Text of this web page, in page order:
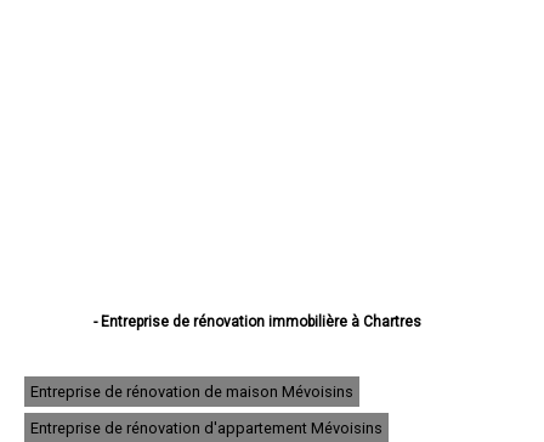
- Entreprise de rénovation immobilière à Chartres
- Entreprise de rénovation immobilière à Châteaudun
- Entreprise de rénovation immobilière à Vernouillet
- Entreprise de rénovation immobilière à Nogent-le-Rotrou
Entreprise de rénovation de maison Mévoisins
Entreprise de rénovation d'appartement Mévoisins